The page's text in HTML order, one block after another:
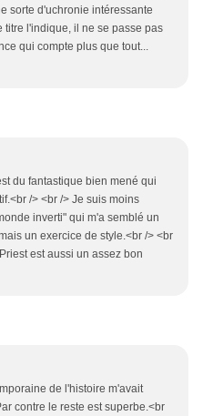
sorte d'uchronie intéressante
titre l'indique, il ne se passe pas
qui compte plus que tout...
du fantastique bien mené qui
/> <br /> Je suis moins
inverti" qui m'a semblé un
un exercice de style.<br /> <br
est aussi un assez bon
de l'histoire m'avait
contre le reste est superbe.<br